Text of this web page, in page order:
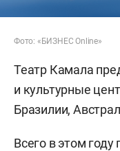
Фото: «БИЗНЕС Online»
Театр Камала
и культурные
Бразилии,
Всего в этом